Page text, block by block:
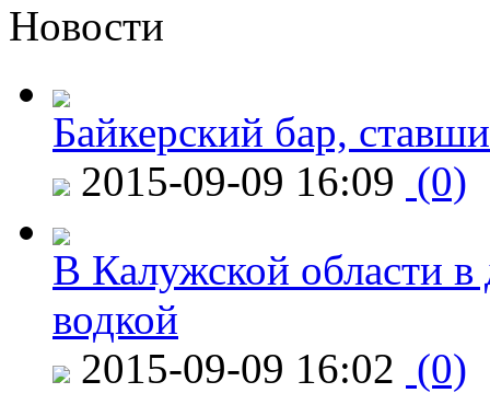
Новости
Байкерский бар,
2015-09-09 16:09 (0)
В Калужской области в
водкой
2015-09-09 16:02 (0)